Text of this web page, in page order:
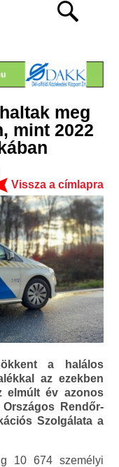
meg
mint 2022
Vissza a címlapra
a halálos
az ezekben
elmúlt év azonos
Rendőr-
Szolgálata a
10 674 személyi